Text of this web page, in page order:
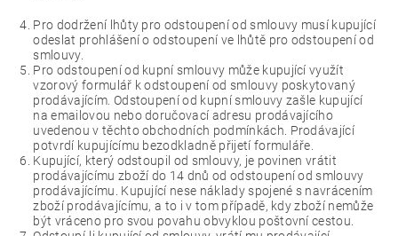
Pro dodržení lhůty pro odstoupení od smlouvy musí kupující
odeslat prohlášení o odstoupení ve lhůtě pro odstoupení od
smlouvy.
Pro odstoupení od kupní smlouvy může kupující využít
vzorový formulář k odstoupení od smlouvy poskytovaný
prodávajícím. Odstoupení od kupní smlouvy zašle kupující
na emailovou nebo doručovací adresu prodávajícího
uvedenou v těchto obchodních podmínkách. Prodávající
potvrdí kupujícímu bezodkladně přijetí formuláře.
Kupující, který odstoupil od smlouvy, je povinen vrátit
prodávajícímu zboží do 14 dnů od odstoupení od smlouvy
prodávajícímu. Kupující nese náklady spojené s navrácením
zboží prodávajícímu, a to i v tom případě, kdy zboží nemůže
být vráceno pro svou povahu obvyklou poštovní cestou.